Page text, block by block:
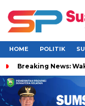
HOME POLITIK
Breaking News: